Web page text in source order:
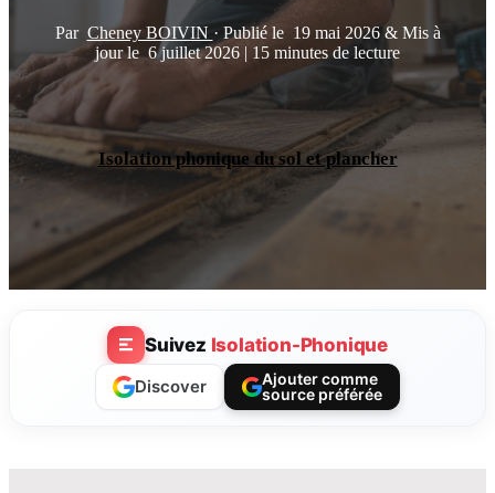
Par Cheney BOIVIN · Publié le 19 mai 2026 & Mis à
jour le 6 juillet 2026 | 15 minutes de lecture
Isolation phonique du sol et plancher
Suivez Isolation-Phonique
Discover
Ajouter comme
source préférée